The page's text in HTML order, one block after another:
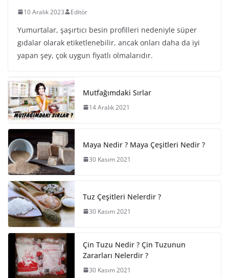
10 Aralık 2023 Editör
Yumurtalar, şaşırtıcı besin profilleri nedeniyle süper
gıdalar olarak etiketlenebilir, ancak onları daha da iyi
yapan şey, çok uygun fiyatlı olmalarıdır.
Mutfağımdaki Sırlar
14 Aralık 2021
Maya Nedir ? Maya Çeşitleri Nedir ?
30 Kasım 2021
Tuz Çeşitleri Nelerdir ?
30 Kasım 2021
Çin Tuzu Nedir ? Çin Tuzunun
Zararları Nelerdir ?
30 Kasım 2021